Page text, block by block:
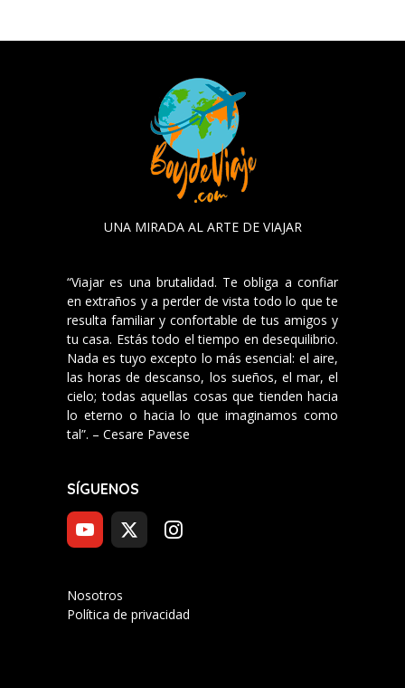
UNA MIRADA AL ARTE DE VIAJAR
“Viajar es una brutalidad. Te obliga a confiar
en extraños y a perder de vista todo lo que te
resulta familiar y confortable de tus amigos y
tu casa. Estás todo el tiempo en desequilibrio.
Nada es tuyo excepto lo más esencial: el aire,
las horas de descanso, los sueños, el mar, el
cielo; todas aquellas cosas que tienden hacia
lo eterno o hacia lo que imaginamos como
tal”. – Cesare Pavese
SÍGUENOS
Nosotros
Política de privacidad